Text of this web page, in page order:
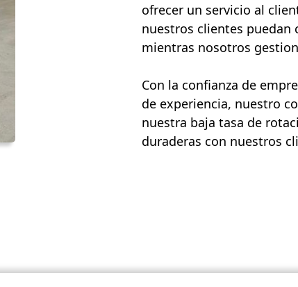
ofrecer un servicio al
nuestros clientes puedan
mientras nosotros
Con la confianza de
de experiencia, nuestro
nuestra baja tasa de
duraderas con nuestros